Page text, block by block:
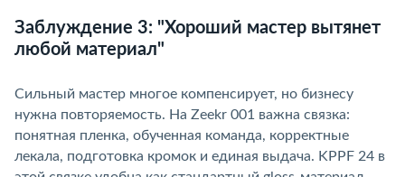
Заблуждение 3: "Хороший мастер вытянет
любой материал"
Сильный мастер многое компенсирует, но бизнесу
нужна повторяемость. На Zeekr 001 важна связка:
понятная пленка, обученная команда, корректные
лекала, подготовка кромок и единая выдача. KPPF 24